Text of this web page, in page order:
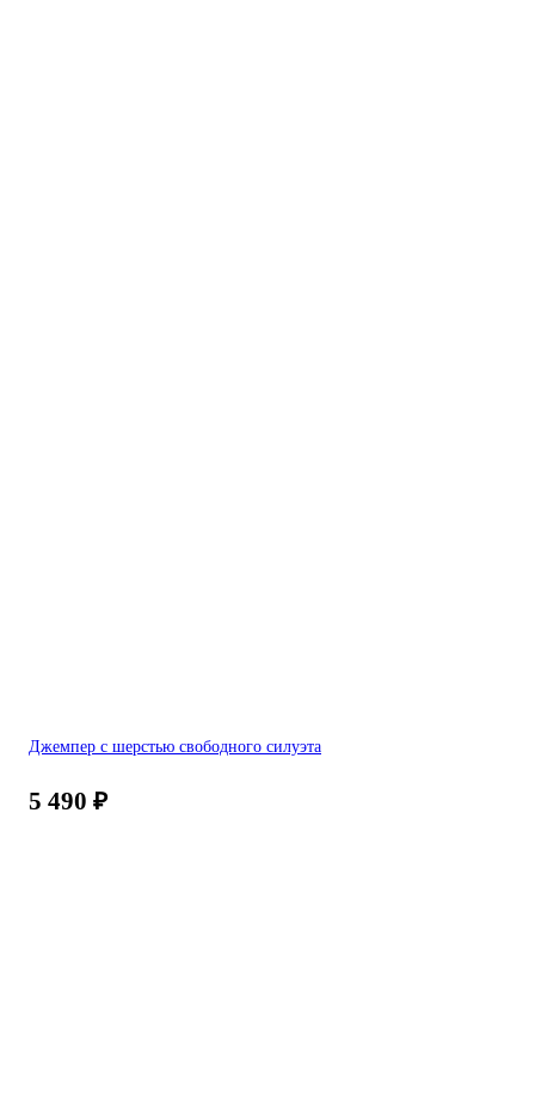
Джемпер с шерстью свободного силуэта
5 490 ₽